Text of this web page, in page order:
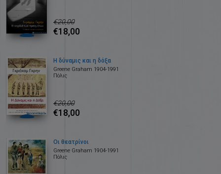
€20,00
€18,00
Η δύναμις και η δόξα
Greene Graham 1904-1991
Πόλις
€20,00
€18,00
Οι θεατρίνοι
Greene Graham 1904-1991
Πόλις